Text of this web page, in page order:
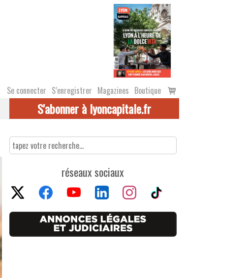
Se connecter S’enregistrer Magazines Boutique
Voir
le
S'abonner à lyoncapitale.fr
réseaux sociaux